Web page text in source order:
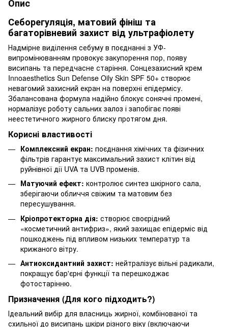
Опис
Себорегуляція, матовий фініш та
багаторівневий захист від ультрафіолету
Надмірне виділення себуму в поєднанні з УФ-
випромінюванням провокує закупорення пор, появу
висипань та передчасне старіння. Сонцезахисний крем
Innoaesthetics Sun Defense Oily Skin SPF 50+ створює
невагомий захисний екран на поверхні епідермісу.
Збалансована формула надійно блокує сонячні промені,
нормалізує роботу сальних залоз і запобігає появі
неестетичного жирного блиску протягом дня.
Корисні властивості
Комплексний екран: поєднання хімічних та фізичних
фільтрів гарантує максимальний захист клітин від
руйнівної дії UVA та UVB променів.
Матуючий ефект: контролює синтез шкірного сала,
зберігаючи обличчя свіжим та матовим без
пересушування.
Кріопротекторна дія: створює своєрідний
«косметичний антифриз», який захищає епідерміс від
пошкоджень під впливом низьких температур та
крижаного вітру.
Антиоксидантний захист: нейтралізує вільні радикали,
покращує бар'єрні функції та перешкоджає
фотостарінню.
Призначення (Для кого підходить?)
Ідеальний вибір для власниць жирної, комбінованої та
схильної до висипань шкіри різного віку (включаючи